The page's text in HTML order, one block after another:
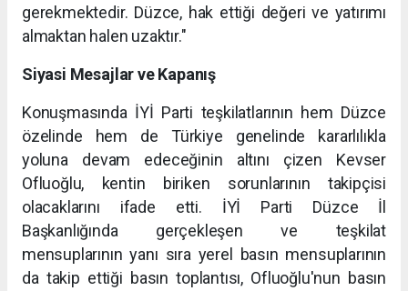
gerekmektedir. Düzce, hak ettiği değeri ve yatırımı
almaktan halen uzaktır."
Siyasi Mesajlar ve Kapanış
Konuşmasında İYİ Parti teşkilatlarının hem Düzce
özelinde hem de Türkiye genelinde kararlılıkla
yoluna devam edeceğinin altını çizen Kevser
Ofluoğlu, kentin biriken sorunlarının takipçisi
olacaklarını ifade etti. İYİ Parti Düzce İl
Başkanlığında gerçekleşen ve teşkilat
mensuplarının yanı sıra yerel basın mensuplarının
da takip ettiği basın toplantısı, Ofluoğlu'nun basın